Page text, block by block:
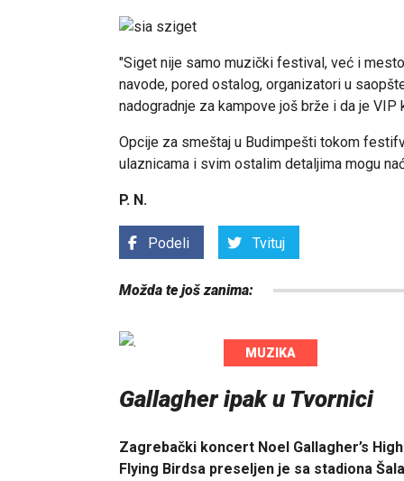
"Siget nije samo muzički festival, već i
navode, pored ostalog, organizatori u
nadogradnje za kampove još brže i da je VIP
Opcije za smeštaj u Budimpešti tokom
ulaznicama i svim ostalim detaljima mogu
P. N.
Podeli Tvituj
Možda te još zanima:
MUZIKA
Gallagher ipak u Tvornici
Zagrebački koncert Noel Gallagher’s High
Flying Birdsa preseljen je sa stadiona